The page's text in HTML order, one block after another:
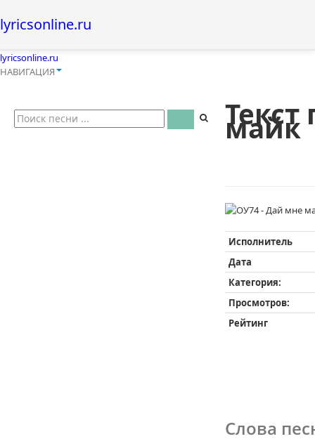
lyricsonline.ru
lyricsonline.ru
НАВИГАЦИЯ
майк
Исполнитель
Дата
Категория:
Просмотров:
Рейтинг
Слова